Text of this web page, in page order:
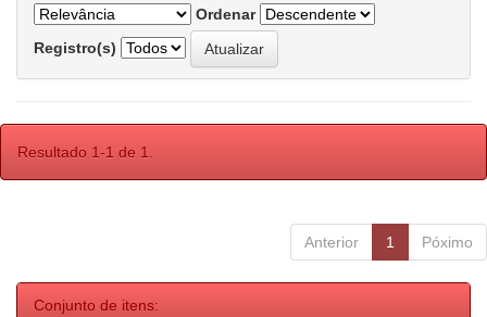
Ordenar
Registro(s)
Resultado 1-1 de 1.
Anterior 1 Póximo
Conjunto de itens: